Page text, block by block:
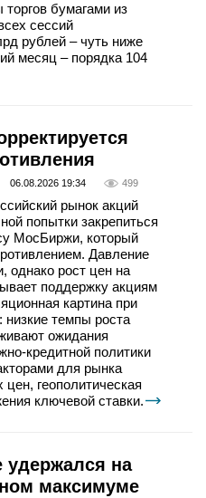
бумагами из
сессий
рублей – чуть ниже
месяц – порядка 104
06.08.2026 19:34 499
рынок акций
попытки закрепиться
МосБиржи, который
Давление
однако рост цен на
поддержку акциям
картина при
низкие темпы роста
ожидания
кредитной политики
для рынка
геополитическая
ключевой ставки.
удержался на
максимуме